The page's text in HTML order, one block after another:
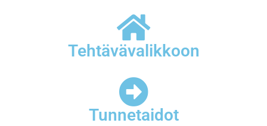
Tehtävävalikkoon
Tunnetaidot